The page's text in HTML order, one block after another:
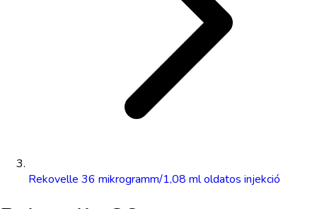
Rekovelle 36 mikrogramm/1,08 ml oldatos injekció